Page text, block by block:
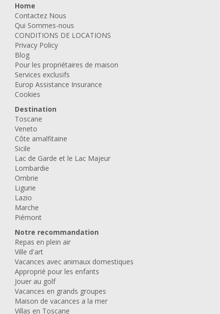
Home
Contactez Nous
Qui Sommes-nous
CONDITIONS DE LOCATIONS
Privacy Policy
Blog
Pour les propriétaires de maison
Services exclusifs
Europ Assistance Insurance
Cookies
Destination
Toscane
Veneto
Côte amalfitaine
Sicile
Lac de Garde et le Lac Majeur
Lombardie
Ombrie
Ligurie
Lazio
Marche
Piémont
Notre recommandation
Repas en plein air
Ville d'art
Vacances avec animaux domestiques
Approprié pour les enfants
Jouer au golf
Vacances en grands groupes
Maison de vacances a la mer
Villas en Toscane